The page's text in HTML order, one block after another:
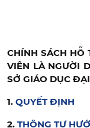
CHÍNH SÁCH HỖ
VIÊN LÀ NGƯỜI
SỞ GIÁO DỤC
1. QUYẾT ĐỊNH
2. THÔNG TƯ